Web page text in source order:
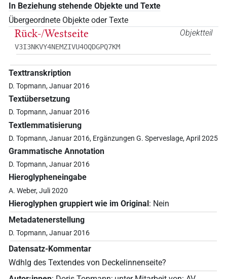
In Beziehung stehende Objekte und Texte
Übergeordnete Objekte oder Texte
Objektteil
Rück-/Westseite
V3I3NKVY4NEMZIVU4OQDGPQ7KM
Texttranskription
D. Topmann, Januar 2016
Textübersetzung
D. Topmann, Januar 2016
Textlemmatisierung
D. Topmann, Januar 2016, Ergänzungen G. Sperveslage, April 2025
Grammatische Annotation
D. Topmann, Januar 2016
Hieroglypheneingabe
A. Weber, Juli 2020
Hieroglyphen gruppiert wie im Original: Nein
Metadatenerstellung
D. Topmann, Januar 2016
Datensatz-Kommentar
Wdhlg des Textendes von Deckelinnenseite?